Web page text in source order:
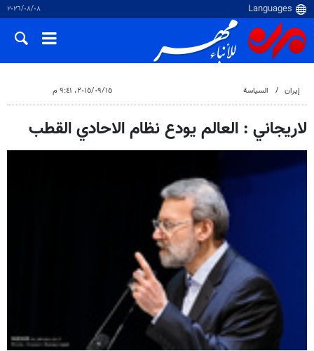
٠٨‏/٠٨‏/٢٠٢٦
إيران السياسة ١٥‏/٠٩‏/٢٠١٥، ٩:٤١ م
لاريجاني : العالم يودع نظام الاحادي القطب